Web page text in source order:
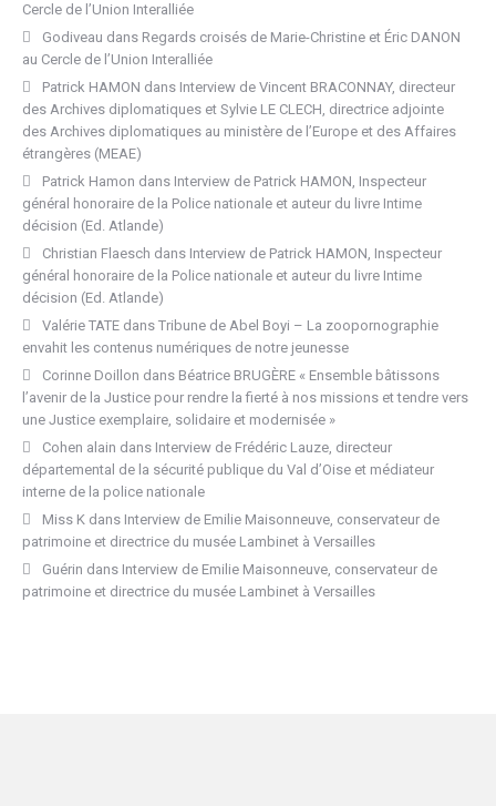
Cercle de l’Union Interalliée
Godiveau dans Regards croisés de Marie-Christine et Éric DANON
au Cercle de l’Union Interalliée
Patrick HAMON dans Interview de Vincent BRACONNAY, directeur
des Archives diplomatiques et Sylvie LE CLECH, directrice adjointe
des Archives diplomatiques au ministère de l’Europe et des Affaires
étrangères (MEAE)
Patrick Hamon dans Interview de Patrick HAMON, Inspecteur
général honoraire de la Police nationale et auteur du livre Intime
décision (Ed. Atlande)
Christian Flaesch dans Interview de Patrick HAMON, Inspecteur
général honoraire de la Police nationale et auteur du livre Intime
décision (Ed. Atlande)
Valérie TATE dans Tribune de Abel Boyi – La zoopornographie
envahit les contenus numériques de notre jeunesse
Corinne Doillon dans Béatrice BRUGÈRE « Ensemble bâtissons
l’avenir de la Justice pour rendre la fierté à nos missions et tendre vers
une Justice exemplaire, solidaire et modernisée »
Cohen alain dans Interview de Frédéric Lauze, directeur
départemental de la sécurité publique du Val d’Oise et médiateur
interne de la police nationale
Miss K dans Interview de Emilie Maisonneuve, conservateur de
patrimoine et directrice du musée Lambinet à Versailles
Guérin dans Interview de Emilie Maisonneuve, conservateur de
patrimoine et directrice du musée Lambinet à Versailles